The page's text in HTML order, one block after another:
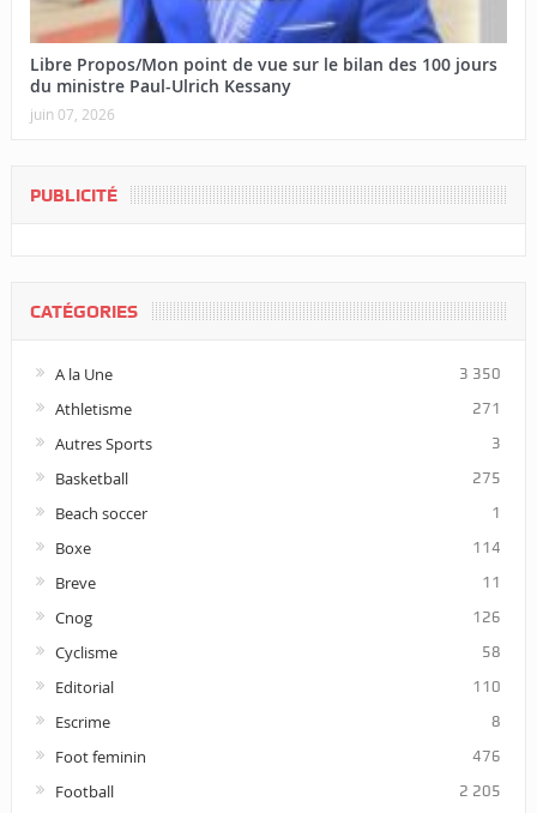
Libre Propos/Mon point de vue sur le bilan des 100 jours
du ministre Paul-Ulrich Kessany
juin 07, 2026
PUBLICITÉ
CATÉGORIES
A la Une 3 350
Athletisme 271
Autres Sports 3
Basketball 275
Beach soccer 1
Boxe 114
Breve 11
Cnog 126
Cyclisme 58
Editorial 110
Escrime 8
Foot feminin 476
Football 2 205